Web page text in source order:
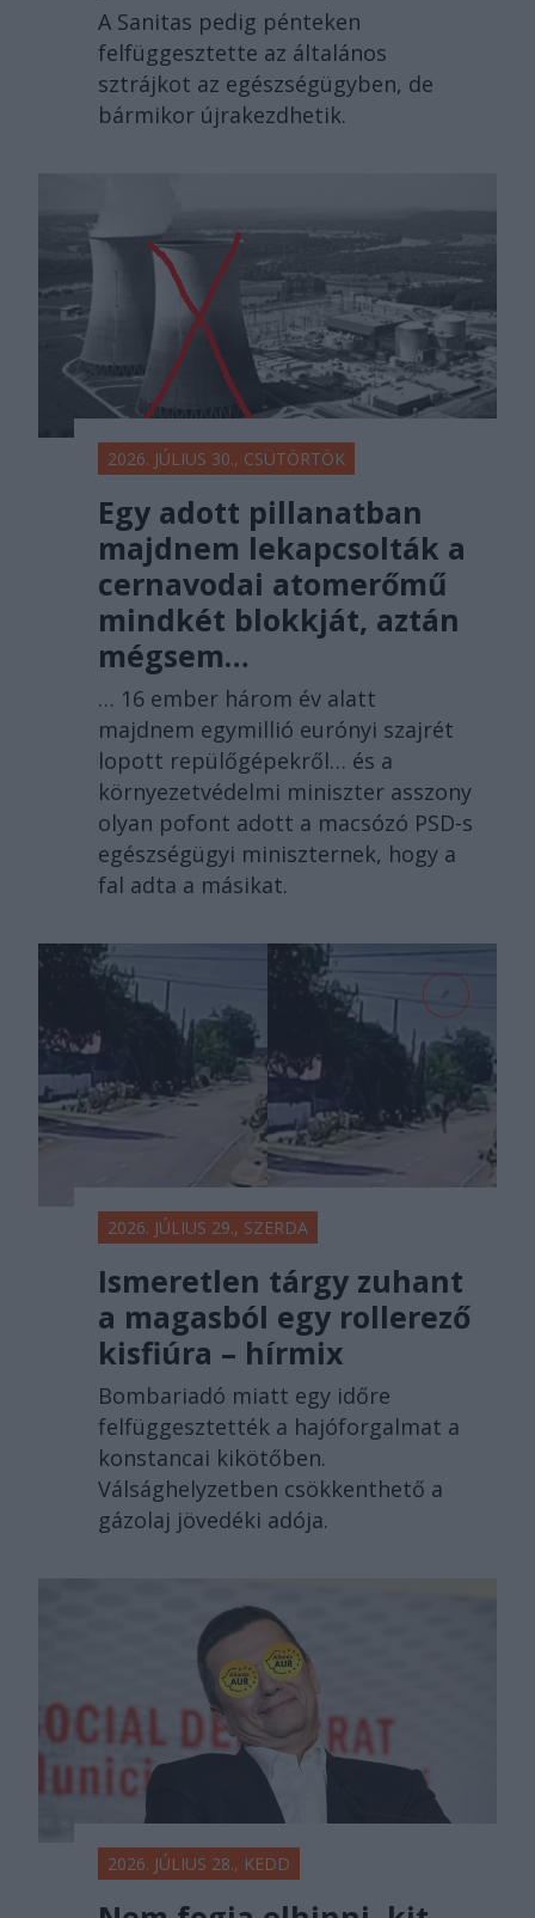
A Sanitas pedig pénteken
felfüggesztette az általános
sztrájkot az egészségügyben, de
bármikor újrakezdhetik.
2026. JÚLIUS 30., CSÜTÖRTÖK
Egy adott pillanatban
majdnem lekapcsolták a
cernavodai atomerőmű
mindkét blokkját, aztán
mégsem…
… 16 ember három év alatt
majdnem egymillió eurónyi szajrét
lopott repülőgépekről… és a
környezetvédelmi miniszter asszony
olyan pofont adott a macsózó PSD-s
egészségügyi miniszternek, hogy a
fal adta a másikat.
2026. JÚLIUS 29., SZERDA
Ismeretlen tárgy zuhant
a magasból egy rollerező
kisfiúra – hírmix
Bombariadó miatt egy időre
felfüggesztették a hajóforgalmat a
konstancai kikötőben.
Válsághelyzetben csökkenthető a
gázolaj jövedéki adója.
2026. JÚLIUS 28., KEDD